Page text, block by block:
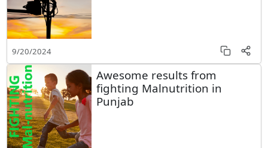
9/20/2024
Awesome results from
fighting Malnutrition in
Punjab